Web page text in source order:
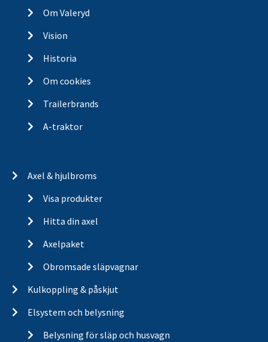
Om Valeryd
Vision
Historia
Om cookies
Trailerbrands
A-traktor
Axel & hjulbroms
Visa produkter
Hitta din axel
Axelpaket
Obromsade släpvagnar
Kulkoppling & påskjut
Elsystem och belysning
Belysning för släp och husvagn